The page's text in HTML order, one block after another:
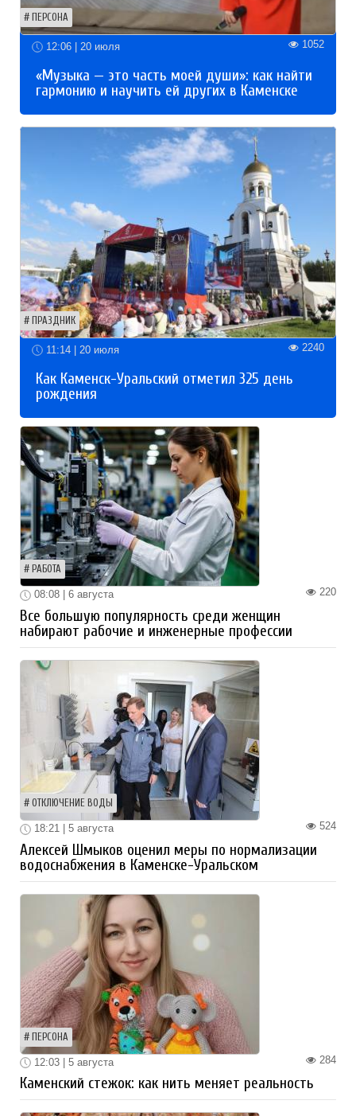
ПЕРСОНА
12:06 | 20 июля 1052
«Музыка — это часть моей души»: как найти
гармонию и научить ей других в Каменске
ПРАЗДНИК
11:14 | 20 июля 2240
Как Каменск-Уральский отметил 325 день
рождения
РАБОТА
220
08:08 | 6 августа
Все большую популярность среди женщин
набирают рабочие и инженерные профессии
ОТКЛЮЧЕНИЕ ВОДЫ
524
18:21 | 5 августа
Алексей Шмыков оценил меры по нормализации
водоснабжения в Каменске-Уральском
ПЕРСОНА
284
12:03 | 5 августа
Каменский стежок: как нить меняет реальность